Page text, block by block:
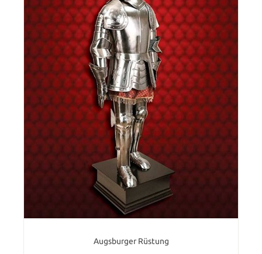
Augsburger Rüstung